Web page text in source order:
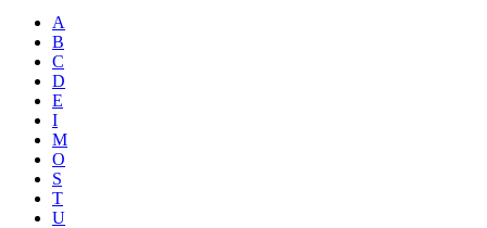
A
B
C
D
E
I
M
O
S
T
U